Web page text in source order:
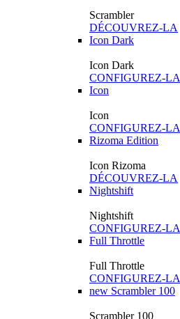
Scrambler
DÉCOUVREZ-LA
Icon Dark
Icon Dark
CONFIGUREZ-LA
Icon
Icon
CONFIGUREZ-LA
Rizoma Edition
Icon Rizoma
DÉCOUVREZ-LA
Nightshift
Nightshift
CONFIGUREZ-LA
Full Throttle
Full Throttle
CONFIGUREZ-LA
new Scrambler 100
Scrambler 100